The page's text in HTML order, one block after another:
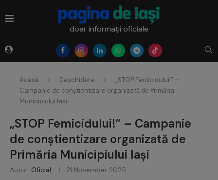
doar informații oficiale
Acasă Deschidere
„STOP Femicidului!” –
Campanie de conștientizare organizată de Primăria
Municipiului Iași
„STOP Femicidului!” – Campanie
de conștientizare organizată de
Primăria Municipiului Iași
Autor: Oficial 21 November 2025